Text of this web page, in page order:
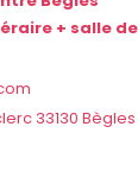
+ salle
33130 Bègles